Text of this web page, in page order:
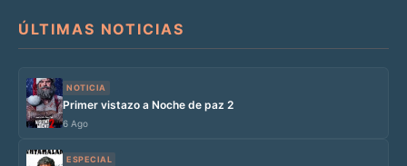
ÚLTIMAS NOTICIAS
NOTICIA
Primer vistazo a Noche de paz 2
6 Ago
ESPECIAL